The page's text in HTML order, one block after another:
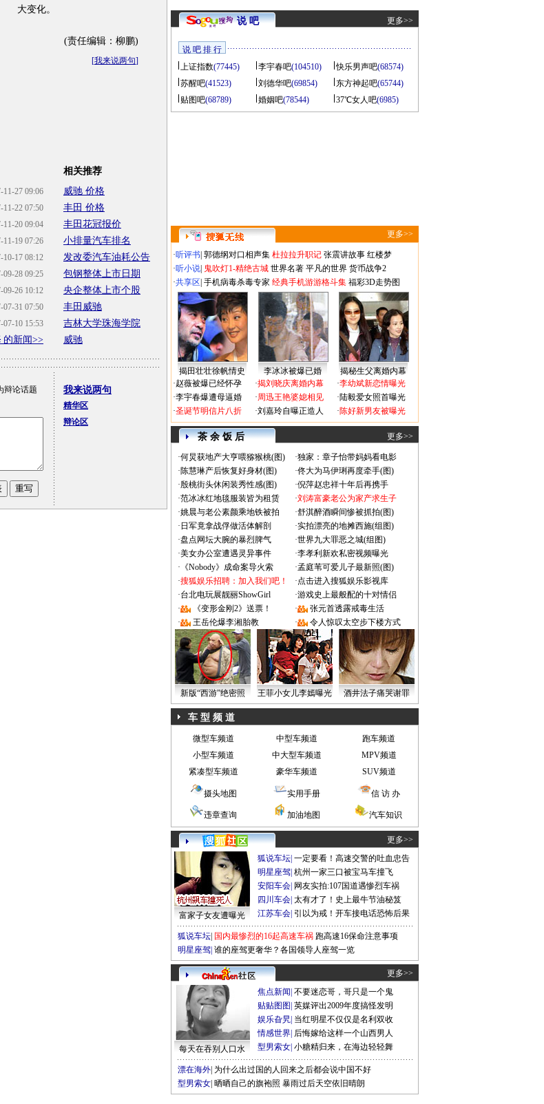
大变化。
(责任编辑：柳鹏)
[我来说两句]
11-27 09:06
11-22 07:50
11-20 09:04
11-19 07:26
10-17 08:12
09-28 09:25
09-26 10:12
07-31 07:50
07-10 15:53
的新闻>>
相关推荐
威驰 价格
丰田 价格
丰田花冠报价
小排量汽车排名
发改委汽车油耗公告
包钢整体上市日期
央企整体上市个股
丰田威驰
吉林大学珠海学院
威驰
辩论话题
我来说两句
精华区
辩论区
说 吧 更多>>
说 吧 排 行
上证指数(77445) 李宇春吧(104510) 快乐男声吧(68574)
苏醒吧(41523) 刘德华吧(69854) 东方神起吧(65744)
贴图吧(68789) 婚姻吧(78544) 37℃女人吧(6985)
更多>>
·听评书 郭德纲对口相声集 杜拉拉升职记 张震讲故事 红楼梦
·听小说 鬼吹灯1-精绝古城 世界名著 平凡的世界 货币战争2
·共享区 手机病毒杀毒专家 经典手机游游格斗集 福彩3D走势图
揭田壮壮徐帆情史 李冰冰被爆已婚
揭秘生父离婚内幕
·赵薇被爆已经怀孕
·李宇春爆遭母逼婚
·圣诞节明信片八折
·揭刘晓庆离婚内幕
·周迅王艳婆媳相见
·刘嘉玲自曝正造人
·李幼斌新恋情曝光
·陆毅爱女照首曝光
·陈好新男友被曝光
茶 余 饭 后 更多>>
·何炅获地产大亨喂猕猴桃(图) ·独家：章子怡带妈妈看电影
·陈慧琳产后恢复好身材(图) ·佟大为马伊琍再度牵手(图)
·殷桃街头休闲装秀性感(图) ·倪萍赵忠祥十年后再携手
·范冰冰红地毯服装皆为租赁 ·刘涛富豪老公为家产求生子
·姚晨与老公素颜乘地铁被拍 ·舒淇醉酒瞬间惨被抓拍(图)
· 日军竟拿战俘做活体解剖 ·实拍漂亮的地摊西施(组图)
·盘点网坛大腕的暴烈脾气 ·世界九大罪恶之城(组图)
·美女办公室遭遇灵异事件 ·李孝利新欢私密视频曝光
· 《Nobody》成命案导火索 ·孟庭苇可爱儿子最新照(图)
·搜狐娱乐招聘：加入我们吧！ ·点击进入搜狐娱乐影视库
·台北电玩展靓丽ShowGirl ·游戏史上最般配的十对情侣
·
《变形金刚2》送票！ ·
张元首透露戒毒生活
·
王岳伦爆李湘胎教 · 令人惊叹太空步下楼方式
新版“西游”绝密照 王菲小女儿李嫣曝光 酒井法子痛哭谢罪
车 型 频 道
微型车频道 中型车频道
跑车频道
小型车频道
中大型车频道
MPV频道
紧凑型车频道
豪华车频道 SUV频道
摄头地图 实用手册 信 访 办
违章查询 加油地图 汽车知识
更多>>
富家子女友遭曝光
狐说车坛 一定要看！高速交警的吐血忠告
明星座驾 杭州一家三口被宝马车撞飞
安阳车会 网友实拍:107国道遇惨烈车祸
四川车会 太有才了！史上最牛节油秘笈
江苏车会 引以为戒！开车接电话恐怖后果
狐说车坛 国内最惨烈的16起高速车祸 跑高速16保命注意事项
明星座驾 谁的座驾更奢华？各国领导人座驾一览
更多>>
每天在吞别人口水
焦点新闻 不要迷恋哥，哥只是一个鬼
贴贴图图 英媒评出2009年度搞怪发明
娱乐旮旯 当红明星不仅仅是名利双收
情感世界 后悔嫁给这样一个山西男人
型男索女 小糖精归来，在海边轻轻舞
漂在海外 为什么出过国的人回来之后都会说中国不好
型男索女 晒晒自己的旗袍照 暴雨过后天空依旧晴朗